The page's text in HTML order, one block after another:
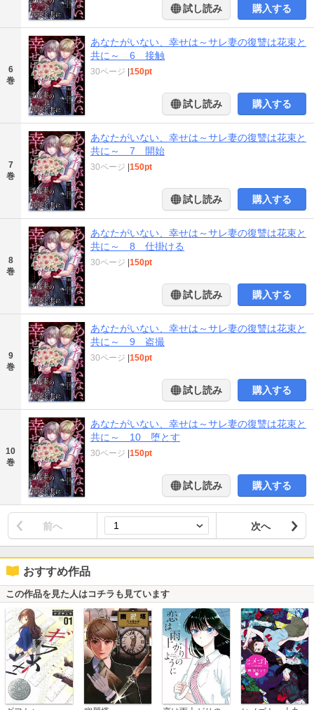
試し読み 購入する
6
巻
あなたがいない、幸せは～サレ妻の復讐は花束と
共に～ 6 接触
30ページ 150pt
試し読み 購入する
7
巻
あなたがいない、幸せは～サレ妻の復讐は花束と
共に～ 7 開始
30ページ 150pt
試し読み 購入する
8
巻
あなたがいない、幸せは～サレ妻の復讐は花束と
共に～ 8 仕掛ける
30ページ 150pt
試し読み 購入する
9
巻
あなたがいない、幸せは～サレ妻の復讐は花束と
共に～ 9 盗撮
30ページ 150pt
試し読み 購入する
10
巻
あなたがいない、幸せは～サレ妻の復讐は花束と
共に～ 10 堕とす
30ページ 150pt
試し読み 購入する
前へ 次へ
おすすめ作品
この作品を見た人はコチラも見ています